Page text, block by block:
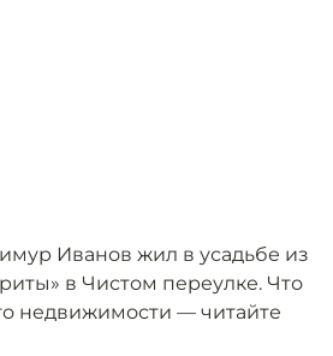
Иванов жил в усадьбе из
в Чистом переулке. Что
недвижимости — читайте